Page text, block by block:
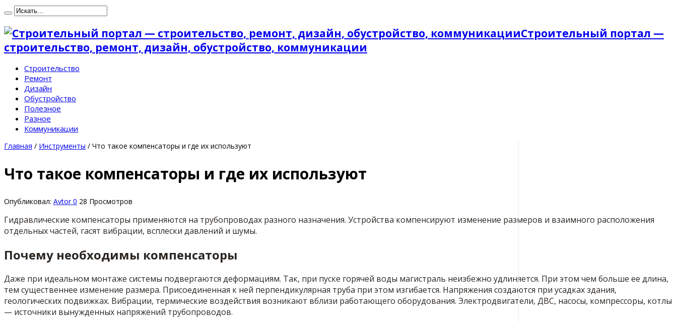
Строительный портал —
строительство, ремонт, дизайн, обустройство, коммуникации
Строительство
Ремонт
Дизайн
Обустройство
Полезное
Разное
Коммуникации
Главная / Инструменты / Что такое компенсаторы и где их используют
Что такое компенсаторы и где их используют
Опубликовал: Avtor0 28 Просмотров
Гидравлические компенсаторы применяются на трубопроводах разного назначения. Устройства компенсируют изменение размеров и взаимного расположения
отдельных частей, гасят вибрации, всплески давлений и шумы.
Почему необходимы компенсаторы
Даже при идеальном монтаже системы подвергаются деформациям. Так, при пуске горячей воды магистраль неизбежно удлиняется. При этом чем больше ее длина,
тем существеннее изменение размера. Присоединенная к ней перпендикулярная труба при этом изгибается. Напряжения создаются при усадках здания,
геологических подвижках. Вибрации, термические воздействия возникают вблизи работающего оборудования. Электродвигатели, ДВС, насосы, компрессоры, котлы
— источники вынужденных напряжений трубопроводов.